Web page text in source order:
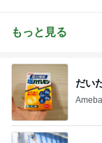
もっと見る
だい